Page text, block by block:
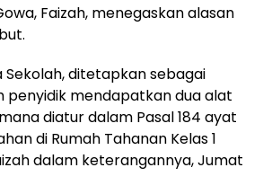
Faizah, menegaskan alasan
Sekolah, ditetapkan sebagai
penyidik mendapatkan dua alat
diatur dalam Pasal 184 ayat
di Rumah Tahanan Kelas 1
dalam keterangannya, Jumat